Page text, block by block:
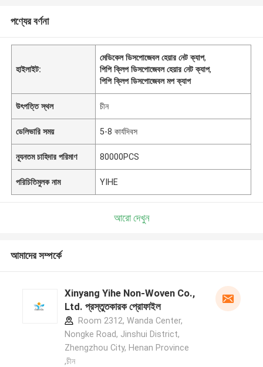
পণ্যের বর্ণনা
হাইলাইট:
মেডিকেল ডিসপোজেবল হেয়ার নেট ক্যাপ,
পিপি ক্লিপ ডিসপোজেবল হেয়ার নেট ক্যাপ,
পিপি ক্লিপ ডিসপোজেবল মপ ক্যাপ
উৎপত্তি স্থল চীন
ডেলিভারি সময় 5-8 কার্যদিবস
ন্যূনতম চাহিদার পরিমাণ 80000PCS
পরিচিতিমুলক নাম YIHE
আরো দেখুন
আমাদের সম্পর্কে
Xinyang Yihe Non-Woven Co.,
Ltd. প্রস্তুতকারক প্রোফাইল
Room 2312, Wanda Center,
Nongke Road, Jinshui District,
Zhengzhou City, Henan Province
,চীন